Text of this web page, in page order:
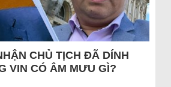
CHỦ TỊCH ĐÃ DÍNH
VIN CÓ ÂM MƯU GÌ?